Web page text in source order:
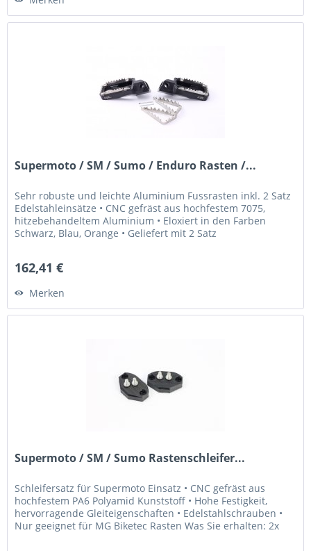
Supermoto / SM / Sumo / Enduro Rasten /...
Sehr robuste und leichte Aluminium Fussrasten inkl. 2 Satz
Edelstahleinsätze • CNC gefräst aus hochfestem 7075,
hitzebehandeltem Aluminium • Eloxiert in den Farben
Schwarz, Blau, Orange • Geliefert mit 2 Satz
162,41 €
Merken
Supermoto / SM / Sumo Rastenschleifer...
Schleifersatz für Supermoto Einsatz • CNC gefräst aus
hochfestem PA6 Polyamid Kunststoff • Hohe Festigkeit,
hervorragende Gleiteigenschaften • Edelstahlschrauben •
Nur geeignet für MG Biketec Rasten Was Sie erhalten: 2x